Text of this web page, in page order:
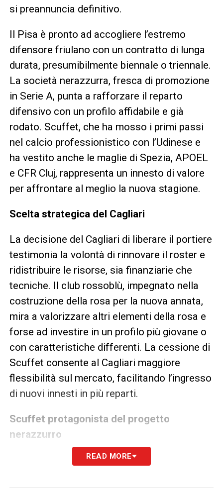
si preannuncia definitivo.
Il Pisa è pronto ad accogliere l’estremo
difensore friulano con un contratto di lunga
durata, presumibilmente biennale o triennale.
La società nerazzurra, fresca di promozione
in Serie A, punta a rafforzare il reparto
difensivo con un profilo affidabile e già
rodato. Scuffet, che ha mosso i primi passi
nel calcio professionistico con l’Udinese e
ha vestito anche le maglie di Spezia, APOEL
e CFR Cluj, rappresenta un innesto di valore
per affrontare al meglio la nuova stagione.
Scelta strategica del Cagliari
La decisione del Cagliari di liberare il portiere
testimonia la volontà di rinnovare il roster e
ridistribuire le risorse, sia finanziarie che
tecniche. Il club rossoblù, impegnato nella
costruzione della rosa per la nuova annata,
mira a valorizzare altri elementi della rosa e
forse ad investire in un profilo più giovane o
con caratteristiche differenti. La cessione di
Scuffet consente al Cagliari maggiore
flessibilità sul mercato, facilitando l’ingresso
di nuovi innesti in più reparti.
Scuffet protagonista del progetto
nerazzurro
Per il Pisa, l’arrivo di Simone Scuffet è molto
crede fortemente nel valore del portiere e
READ MORE